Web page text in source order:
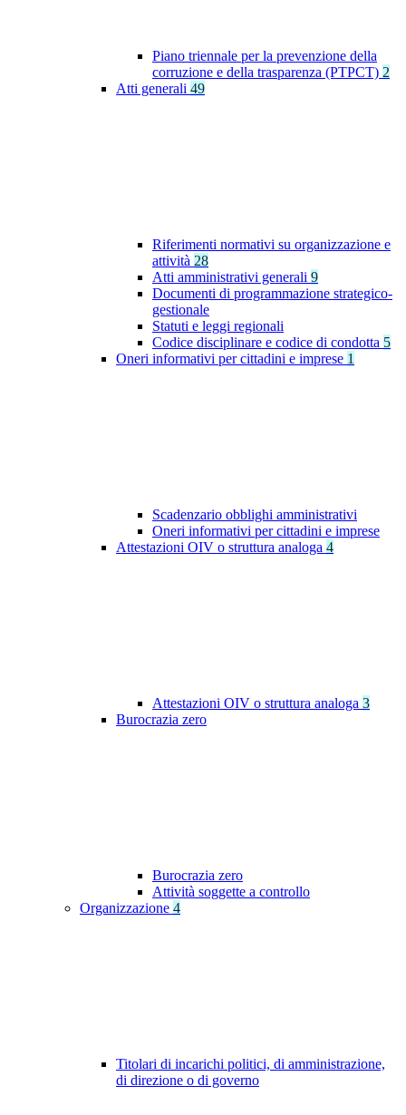
Piano triennale per la prevenzione della
corruzione e della trasparenza (PTPCT) 2
Atti generali 49
Riferimenti normativi su organizzazione e
attività 28
Atti amministrativi generali 9
Documenti di programmazione strategico-
gestionale
Statuti e leggi regionali
Codice disciplinare e codice di condotta 5
Oneri informativi per cittadini e imprese 1
Scadenzario obblighi amministrativi
Oneri informativi per cittadini e imprese
Attestazioni OIV o struttura analoga 4
Attestazioni OIV o struttura analoga 3
Burocrazia zero
Burocrazia zero
Attività soggette a controllo
Organizzazione 4
Titolari di incarichi politici, di amministrazione,
di direzione o di governo